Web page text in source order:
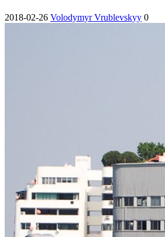
2018-02-26 Volodymyr Vrublevskyy 0